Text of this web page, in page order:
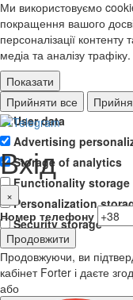
Ми використовуємо
покращення вашого
персоналізації
медіа та аналізу трафіку.
Показати
Ad storage
User data
Advertising
Storage of analytics
Functionality storage
Personalization
Security storage
Прийняти все
Вхід
×
Номер телефону
Продовжити
Продовжуючи, ви
кабінет Forter і даєте
або